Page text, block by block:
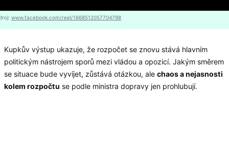
www.facebook.com/reel/1668512057704798
Kupkův výstup ukazuje, že rozpočet se znovu stává hlavním
politickým nástrojem sporů mezi vládou a opozicí. Jakým směrem
se situace bude vyvíjet, zůstává otázkou, ale chaos a nejasnosti
kolem rozpočtu se podle ministra dopravy jen prohlubují.